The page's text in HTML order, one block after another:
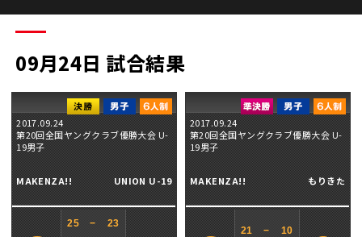
09月24日 試合結果
2017.09.24
第20回全国ヤングクラブ優勝大会 U-
19男子
MAKENZA!! UNION U-19
25 − 23
2017.09.24
第20回全国ヤングクラブ優勝大会 U-
19男子
MAKENZA!! もりきた
21 − 10